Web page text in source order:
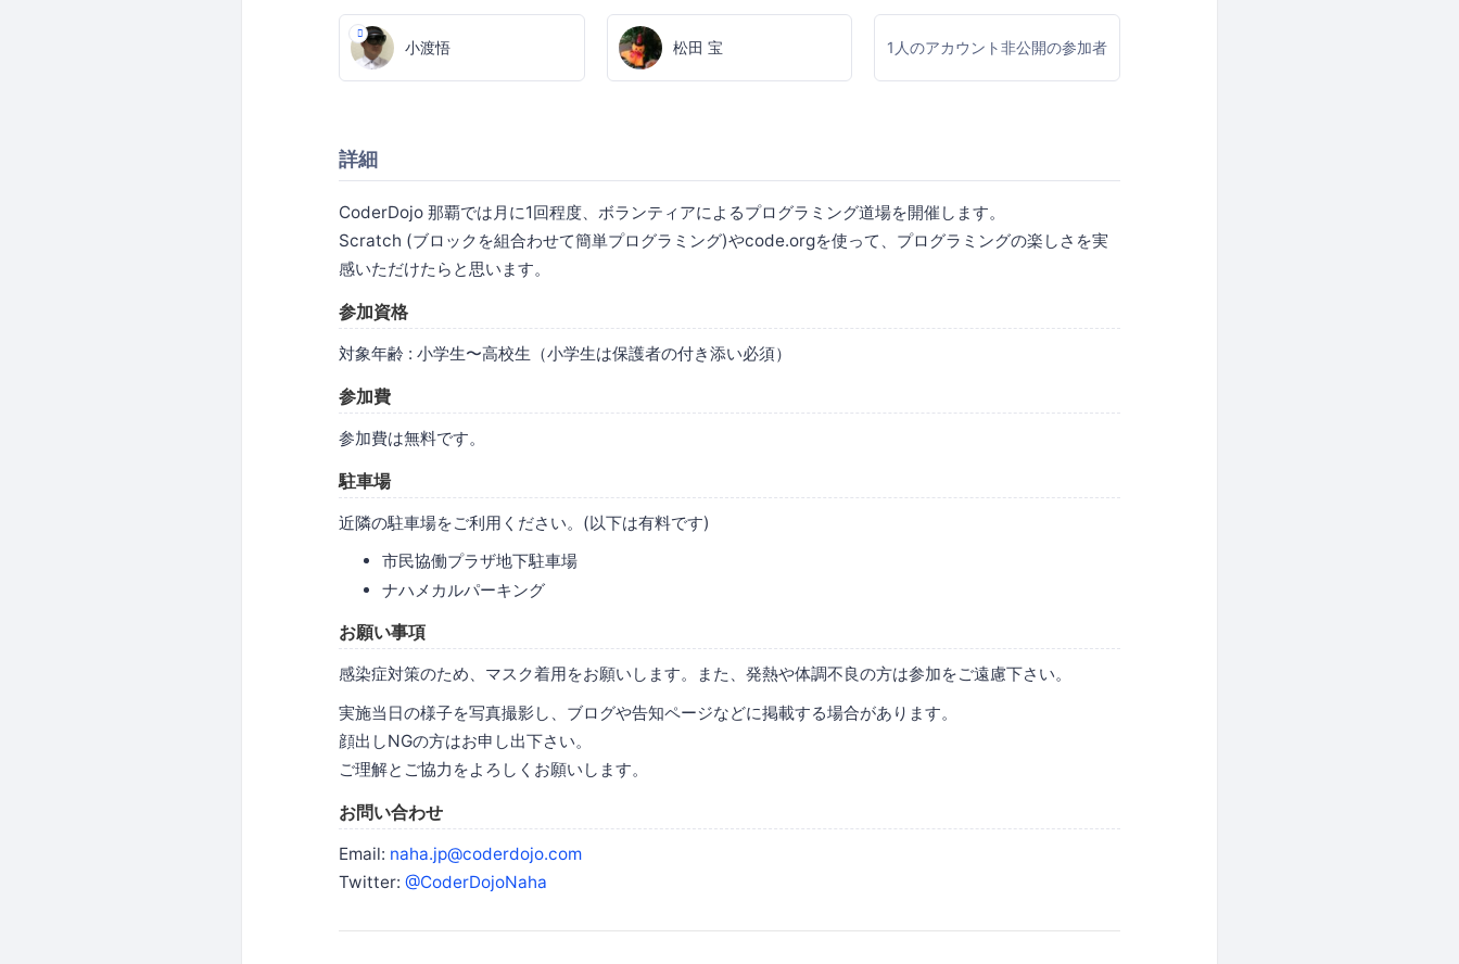
小渡悟 松田 宝 1人のアカウント非公開の参加者
詳細
CoderDojo 那覇では月に1回程度、ボランティアによるプログラミング道場を開催します。
Scratch (ブロックを組合わせて簡単プログラミング)やcode.orgを使って、プログラミングの楽しさを実
感いただけたらと思います。
参加資格
対象年齢 : 小学生〜高校生（小学生は保護者の付き添い必須）
参加費
参加費は無料です。
駐車場
近隣の駐車場をご利用ください。(以下は有料です)
市民協働プラザ地下駐車場
ナハメカルパーキング
お願い事項
感染症対策のため、マスク着用をお願いします。また、発熱や体調不良の方は参加をご遠慮下さい。
実施当日の様子を写真撮影し、ブログや告知ページなどに掲載する場合があります。
顔出しNGの方はお申し出下さい。
ご理解とご協力をよろしくお願いします。
お問い合わせ
Email: naha.jp@coderdojo.com
Twitter: @CoderDojoNaha